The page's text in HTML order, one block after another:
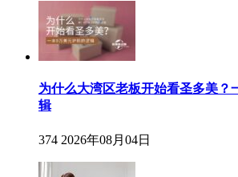
为什么大湾区老板开始看圣多美？
辑
374 2026年08月04日